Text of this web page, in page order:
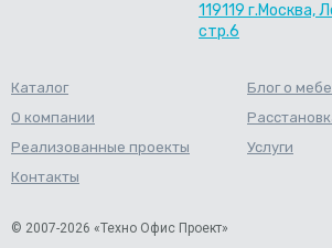
119119 г.Москва,
стр.6
Каталог
Блог о
О компании
Реализованные проекты
Услуги
Контакты
© 2007-2026 «Техно Офис Проект»